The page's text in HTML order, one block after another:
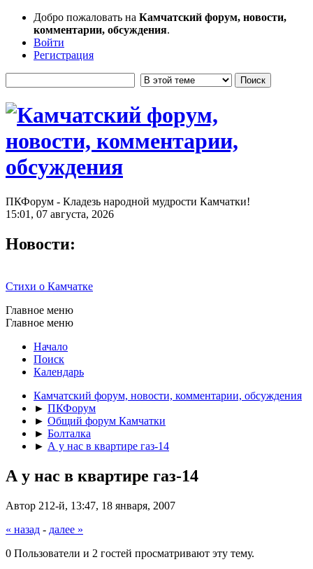
Добро пожаловать на Камчатский форум, новости,
комментарии, обсуждения.
Войти
Регистрация
ПКФорум - Кладезь народной мудрости Камчатки!
15:01, 07 августа, 2026
Новости:
Стихи о Камчатке
Главное меню
Главное меню
Начало
Поиск
Календарь
Камчатский форум, новости, комментарии, обсуждения
► ПКФорум
► Общий форум Камчатки
► Болталка
► А у нас в квартире газ-14
А у нас в квартире газ-14
Автор 212-й, 13:47, 18 января, 2007
« назад - далее »
0 Пользователи и 2 гостей просматривают эту тему.